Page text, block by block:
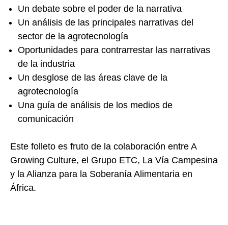
Un debate sobre el poder de la narrativa
Un análisis de las principales narrativas del
sector de la agrotecnología
Oportunidades para contrarrestar las narrativas
de la industria
Un desglose de las áreas clave de la
agrotecnología
Una guía de análisis de los medios de
comunicación
Este folleto es fruto de la colaboración entre A
Growing Culture, el Grupo ETC, La Vía Campesina
y la Alianza para la Soberanía Alimentaria en
África.